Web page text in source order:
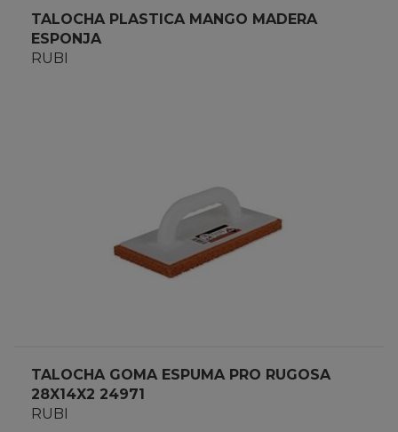
TALOCHA PLASTICA MANGO MADERA
ESPONJA
RUBI
TALOCHA GOMA ESPUMA PRO RUGOSA
28X14X2 24971
RUBI